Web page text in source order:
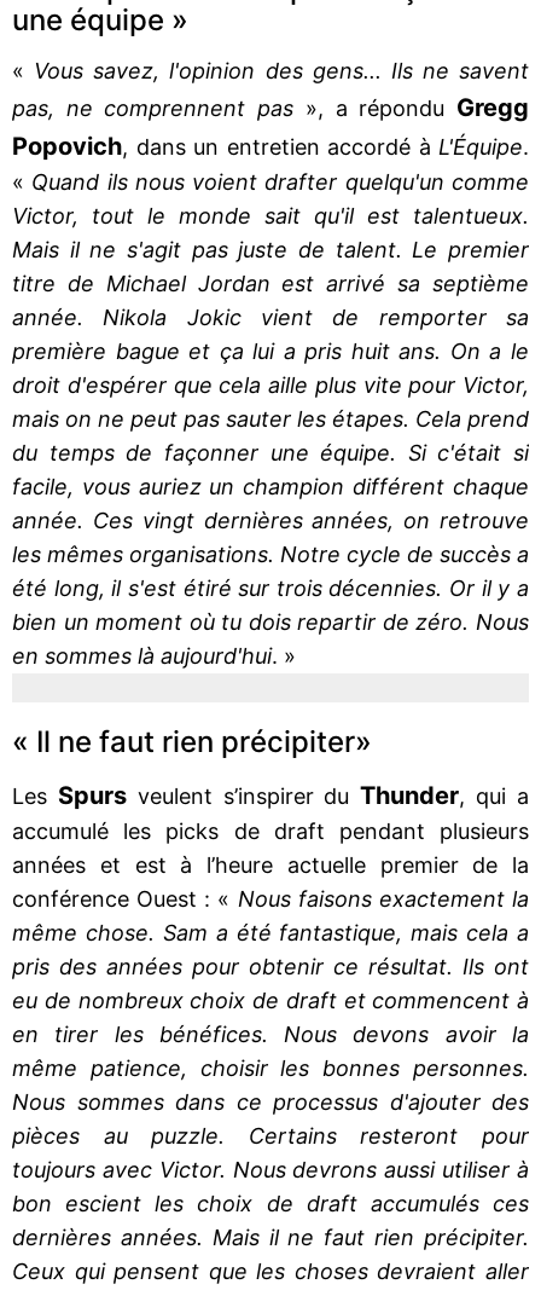
une équipe »
« Vous savez, l'opinion des gens... Ils ne savent
pas, ne comprennent pas », a répondu Gregg
Popovich, dans un entretien accordé à L'Équipe.
« Quand ils nous voient drafter quelqu'un comme
Victor, tout le monde sait qu'il est talentueux.
Mais il ne s'agit pas juste de talent. Le premier
titre de Michael Jordan est arrivé sa septième
année. Nikola Jokic vient de remporter sa
première bague et ça lui a pris huit ans. On a le
droit d'espérer que cela aille plus vite pour Victor,
mais on ne peut pas sauter les étapes. Cela prend
du temps de façonner une équipe. Si c'était si
facile, vous auriez un champion différent chaque
année. Ces vingt dernières années, on retrouve
les mêmes organisations. Notre cycle de succès a
été long, il s'est étiré sur trois décennies. Or il y a
bien un moment où tu dois repartir de zéro. Nous
en sommes là aujourd'hui. »
« Il ne faut rien précipiter»
Les Spursveulent s’inspirer duThunder, qui a
accumulé les picks de draft pendant plusieurs
années et est à l’heure actuelle premier de la
conférence Ouest : « Nous faisons exactement la
même chose. Sam a été fantastique, mais cela a
pris des années pour obtenir ce résultat. Ils ont
eu de nombreux choix de draft et commencent à
en tirer les bénéfices. Nous devons avoir la
même patience, choisir les bonnes personnes.
Nous sommes dans ce processus d'ajouter des
pièces au puzzle. Certains resteront pour
toujours avec Victor. Nous devrons aussi utiliser à
bon escient les choix de draft accumulés ces
dernières années. Mais il ne faut rien précipiter.
Ceux qui pensent que les choses devraient aller